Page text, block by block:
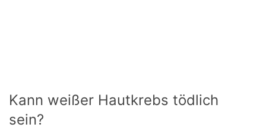
Kann weißer Hautkrebs tödlich
sein?